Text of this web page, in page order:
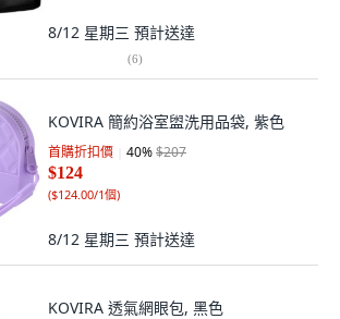
8/12 星期三 預計送達
(6)
KOVIRA 簡約浴室盥洗用品袋, 紫色
首購折扣價 40%$207
$124
($124.00/1個)
8/12 星期三 預計送達
KOVIRA 透氣網眼包, 黑色